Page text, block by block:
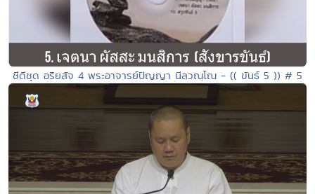
ซีดีชุด อริยสัจ 4 พระอาจารย์ปัญญา นีลวณฺโณ - (( ขันธ์ 5 )) # 5